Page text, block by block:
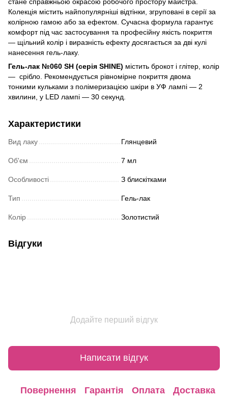
Колекція містить найпопулярніші відтінки, згруповані в серії за
колірною гамою або за ефектом. Сучасна формула гарантує
комфорт під час застосування та професійну якість покриття
— щільний колір і виразність ефекту досягається за дві кулі
нанесення гель-лаку.
Гель-лак №060 SH (серія SHINE) містить брокот і глітер, колір
— срібло. Рекомендується рівномірне покриття двома
тонкими кульками з полімеризацією шкіри в УФ лампі — 2
хвилини, у LED лампі — 30 секунд.
Характеристики
Вид лаку Глянцевий
Об'єм 7 мл
Особливості З блискітками
Тип Гель-лак
Колір Золотистий
Відгуки
Додайте перший відгук
Написати відгук
Повернення Гарантія Оплата Доставка